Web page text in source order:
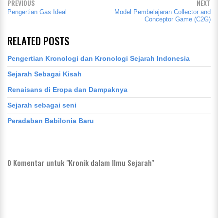
PREVIOUS
Pengertian Gas Ideal
NEXT
Model Pembelajaran Collector and
Conceptor Game (C2G)
RELATED POSTS
Pengertian Kronologi dan Kronologi Sejarah Indonesia
Sejarah Sebagai Kisah
Renaisans di Eropa dan Dampaknya
Sejarah sebagai seni
Peradaban Babilonia Baru
0 Komentar untuk "Kronik dalam Ilmu Sejarah"